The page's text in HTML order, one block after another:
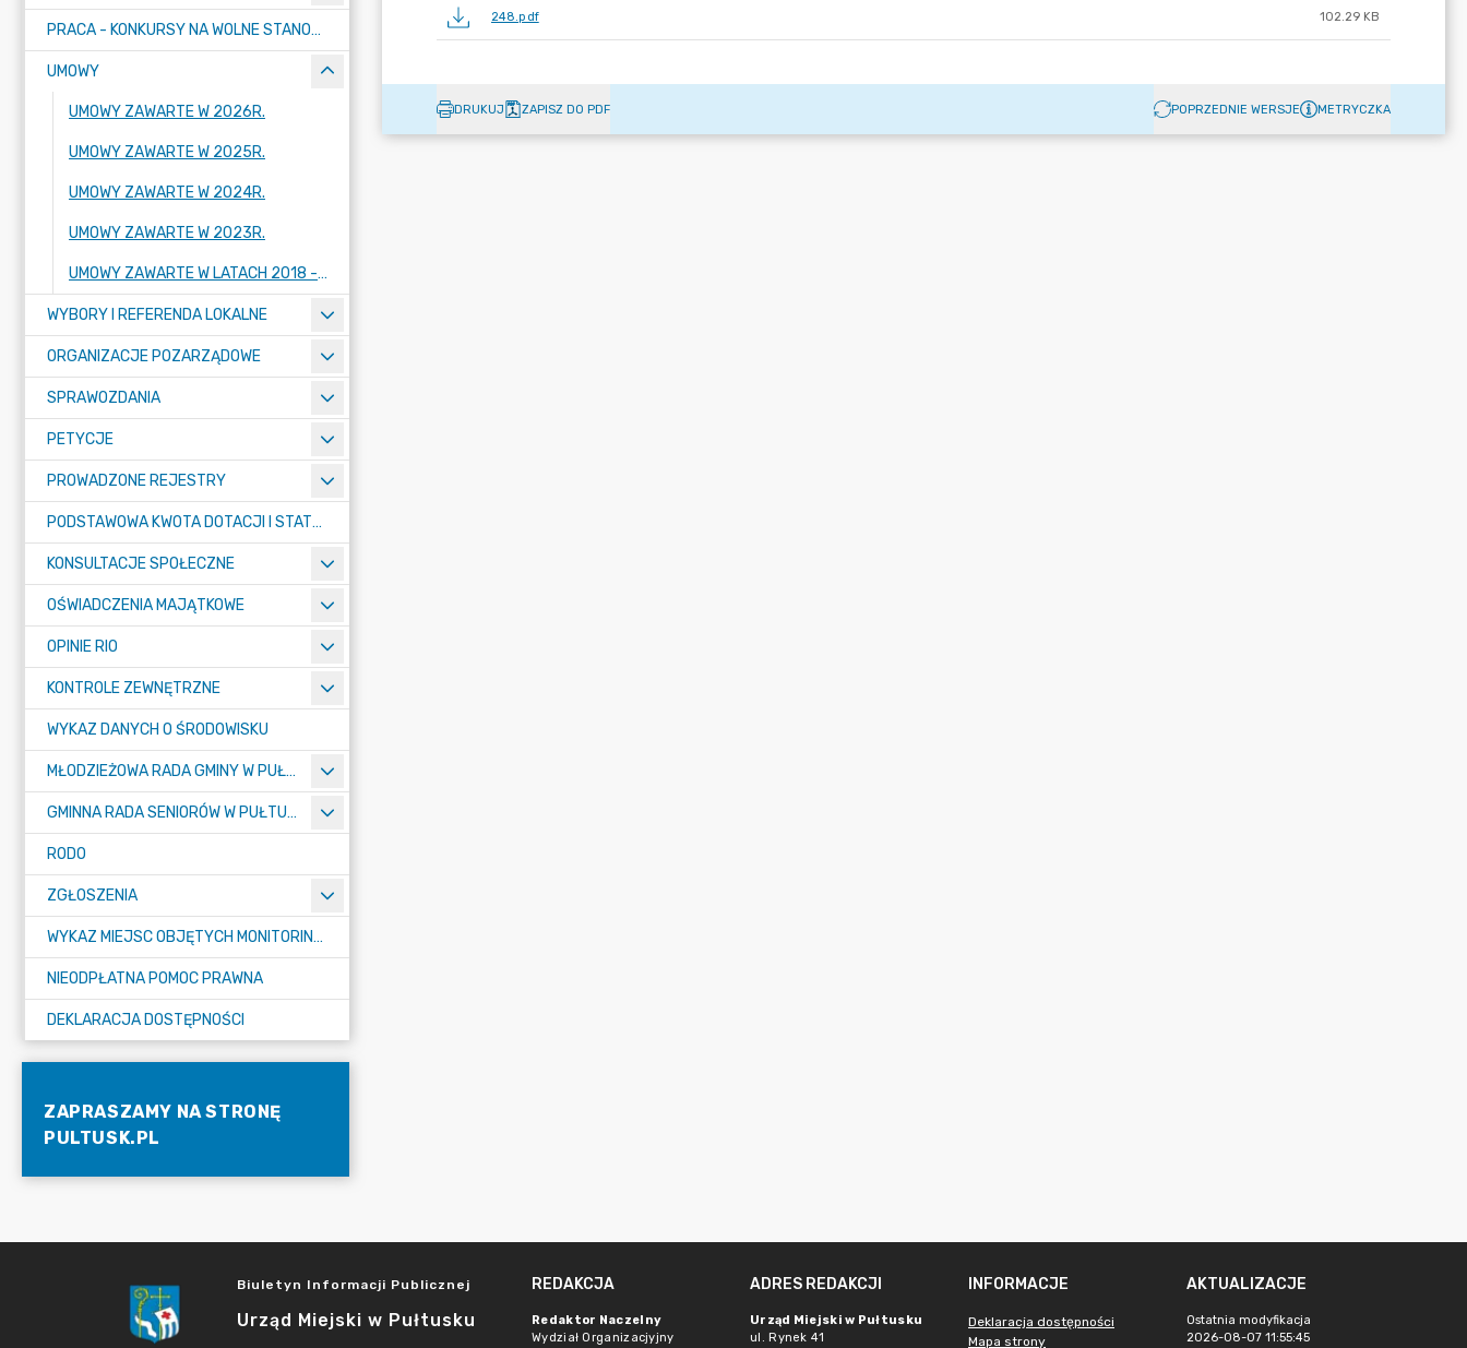
PRACA - KONKURSY NA WOLNE STANOWISKA
UMOWY
UMOWY ZAWARTE W 2026R.
UMOWY ZAWARTE W 2025R.
UMOWY ZAWARTE W 2024R.
UMOWY ZAWARTE W 2023R.
UMOWY ZAWARTE W LATACH 2018 - 2022
WYBORY I REFERENDA LOKALNE
ORGANIZACJE POZARZĄDOWE
SPRAWOZDANIA
PETYCJE
PROWADZONE REJESTRY
PODSTAWOWA KWOTA DOTACJI I STATYSTYCZNA LICZBA UCZNIÓW
KONSULTACJE SPOŁECZNE
OŚWIADCZENIA MAJĄTKOWE
OPINIE RIO
KONTROLE ZEWNĘTRZNE
WYKAZ DANYCH O ŚRODOWISKU
MŁODZIEŻOWA RADA GMINY W PUŁTUSKU
GMINNA RADA SENIORÓW W PUŁTUSKU
RODO
ZGŁOSZENIA
WYKAZ MIEJSC OBJĘTYCH MONITORINGIEM
NIEODPŁATNA POMOC PRAWNA
DEKLARACJA DOSTĘPNOŚCI
ZAPRASZAMY NA STRONĘ
PULTUSK.PL
248.pdf 102.29 KB
DRUKUJ ZAPISZ DO PDF POPRZEDNIE WERSJE METRYCZKA
Biuletyn Informacji Publicznej
Urząd Miejski w Pułtusku
REDAKCJA
Redaktor Naczelny
Wydział Organizacjyjny
ADRES REDAKCJI
Urząd Miejski w Pułtusku
ul. Rynek 41
INFORMACJE
Deklaracja dostępności
Mapa strony
AKTUALIZACJE
Ostatnia modyfikacja
2026-08-07 11:55:45